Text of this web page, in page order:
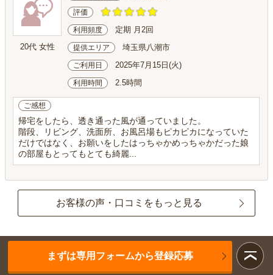
20代 女性
評価
利用頻度 定期 月2回
提供エリア 埼玉県八潮市
ご利用日 2025年7月15日(火)
利用時間 2.5時間
ご感想
帰宅をしたら、透き通った風が通っていました。
階段、リビング、洗面所、お風呂場もピカピカになっていた
だけではなく、お願いをしたはっちゃかめっちゃかだった娘
の部屋もとってもとても綺麗...
お客様の声・口コミをもっと見る
まずは専用フォームから登録応募